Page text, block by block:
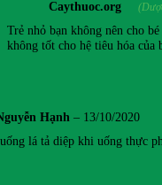
Caythuoc.org
Trẻ nhỏ bạn không nên cho
không tốt cho hệ tiêu hóa của
Hạnh – 13/10/2020
lá tả diệp khi uống thực